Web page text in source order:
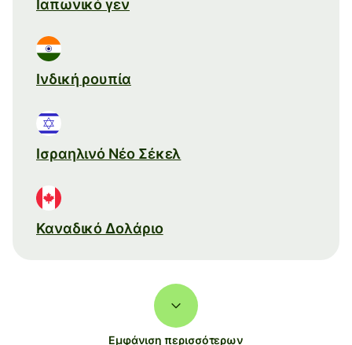
Ιαπωνικό γεν
Ινδική ρουπία
Ισραηλινό Νέο Σέκελ
Καναδικό Δολάριο
Εμφάνιση περισσότερων